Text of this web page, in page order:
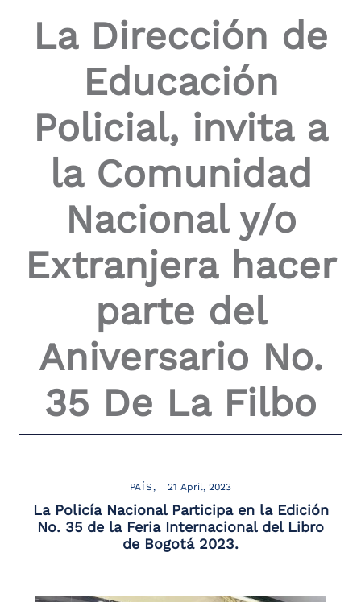
La Dirección de
Educación
Policial, invita a
la Comunidad
Nacional y/o
Extranjera hacer
parte del
Aniversario No.
35 De La Filbo
PAÍS 21 April, 2023
La Policía Nacional Participa en la Edición
No. 35 de la Feria Internacional del Libro
de Bogotá 2023.